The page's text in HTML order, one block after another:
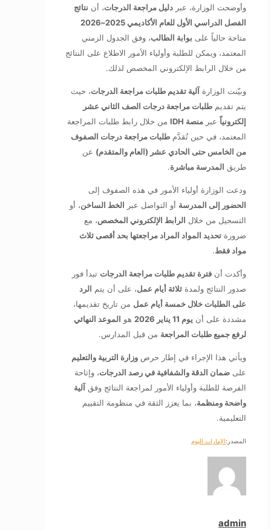
وأوضحت الوزارة، عبر دليل مراجعة الدرجات، أن نتائج
الفصل الدراسي الأول للعام الأكاديمي 2025–2026
متاحة حالياً على بوابة الطالب، وفق الجدول الزمني
المعتمد، ويمكن للطلبة وأولياء الأمور الاطلاع على النتائج
من خلال الرابط الإلكتروني المخصص لذلك.
وبيّنت الوزارة آلية تقديم طلبات مراجعة الدرجات، حيث
يتم تقديم طلبات مراجعة درجات الصف الثاني عشر
إلكترونياً عبر منصة IDH
من خلال رابط طلبات المراجعة
المعتمد، في حين تُقدَّم طلبات مراجعة درجات الصفوف
من الخامس حتى الحادي عشر (العام والمتقدم) عن
طريق المدرسة مباشرة.
ودعت الوزارة أولياء الأمور في هذه الصفوف إلى
الحضور إلى المدرسة أو التواصل عبر الخط الساخن، أو
التسجيل من خلال الرابط الإلكتروني المخصص، مع
ضرورة تحديد المواد المراد مراجعتها بحد أقصى ثلاث
مواد فقط.
وأكدت أن فترة تقديم طلبات مراجعة الدرجات تبدأ فور
صدور النتائج ولمدة ثلاثة أيام عمل، على أن يتم الرد
على الطلبات خلال خمسة أيام عمل من تاريخ تقديمها،
مشددة على أن يوم 11 يناير 2026 هو الموعد النهائي
لرفع جميع طلبات المراجعة من قبل المدارس.
ويأتي هذا الإجراء في إطار حرص وزارة التربية والتعليم
على ضمان الدقة والشفافية في رصد الدرجات، وإتاحة
الفرصة للطلبة وأولياء الأمور لمراجعة النتائج وفق آلية
واضحة ومنظمة، بما يعزز الثقة في منظومة التقييم
التعليمية.
المصدر:الإمارات اليوم
admin